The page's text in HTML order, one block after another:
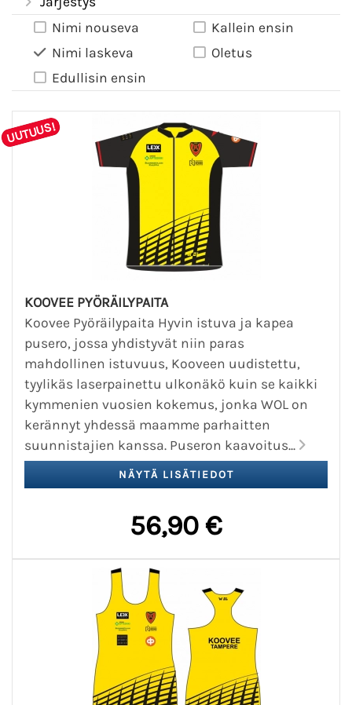
Nimi nouseva
Nimi laskeva
Edullisin ensin
Kallein ensin
Oletus
UUTUUS!
KOOVEE PYÖRÄILYPAITA
Koovee Pyöräilypaita Hyvin istuva ja kapea
pusero, jossa yhdistyvät niin paras
mahdollinen istuvuus, Kooveen uudistettu,
tyylikäs laserpainettu ulkonäkö kuin se kaikki
kymmenien vuosien kokemus, jonka WOL on
kerännyt yhdessä maamme parhaitten
suunnistajien kanssa. Puseron kaavoitus...
56,90 €